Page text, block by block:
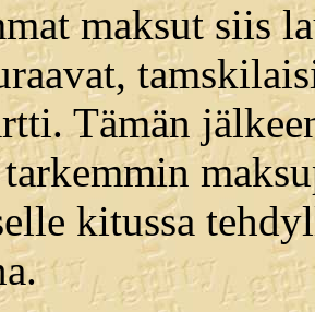
maksut siis
Tämän
kitussa